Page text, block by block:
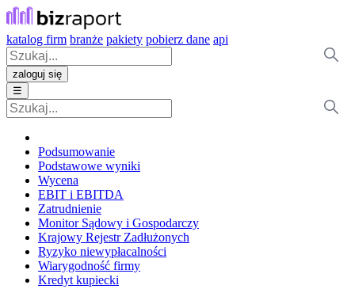
katalog firm branże pakiety pobierz dane api
zaloguj się
☰
Podsumowanie
Podstawowe wyniki
Wycena
EBIT i EBITDA
Zatrudnienie
Monitor Sądowy i Gospodarczy
Krajowy Rejestr Zadłużonych
Ryzyko niewypłacalności
Wiarygodność firmy
Kredyt kupiecki